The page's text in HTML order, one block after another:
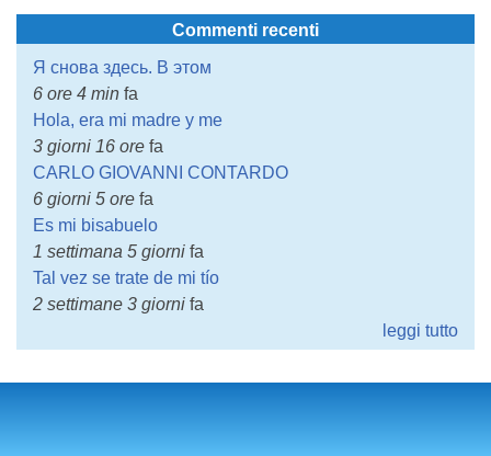
Commenti recenti
Я снова здесь. В этом
6 ore 4 min fa
Hola, era mi madre y me
3 giorni 16 ore fa
CARLO GIOVANNI CONTARDO
6 giorni 5 ore fa
Es mi bisabuelo
1 settimana 5 giorni fa
Tal vez se trate de mi tío
2 settimane 3 giorni fa
leggi tutto